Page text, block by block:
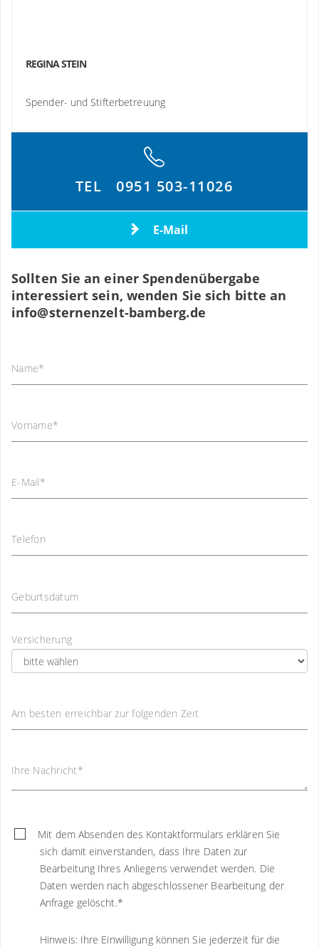
REGINA STEIN
Spender- und Stifterbetreuung
TEL 0951 503-11026
E-Mail
Sollten Sie an einer Spendenübergabe
interessiert sein, wenden Sie sich bitte an
info@sternenzelt-bamberg.de
Name*
Vorname*
E-Mail*
Telefon
Geburtsdatum
Versicherung
Am besten erreichbar zur folgenden Zeit
Ihre Nachricht*
Mit dem Absenden des Kontaktformulars erklären Sie
sich damit einverstanden, dass Ihre Daten zur
Bearbeitung Ihres Anliegens verwendet werden. Die
Daten werden nach abgeschlossener Bearbeitung der
Anfrage gelöscht.*
Hinweis: Ihre Einwilligung können Sie jederzeit für die